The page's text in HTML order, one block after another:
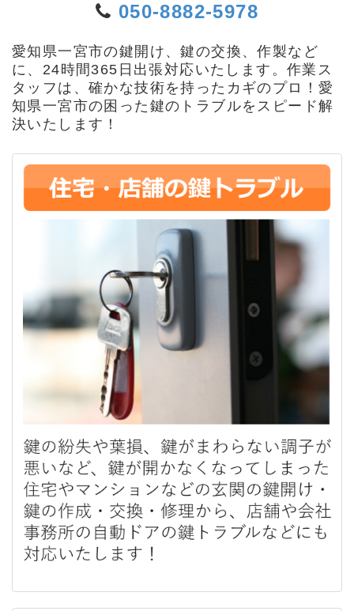
050-8882-5978
愛知県一宮市の鍵開け、鍵の交換、作製など
に、24時間365日出張対応いたします。作業ス
タッフは、確かな技術を持ったカギのプロ！愛
知県一宮市の困った鍵のトラブルをスピード解
決いたします！